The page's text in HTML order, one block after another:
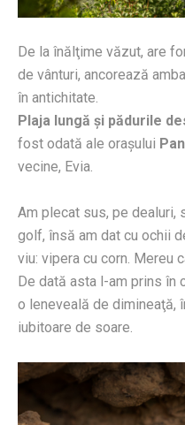
De la înălţime văzut, are
de vânturi, ancorează
în antichitate.
Plaja lungă şi pădurile
fost odată ale oraşului
vecine, Evia.
Am plecat sus, pe dealuri,
golf, însă am dat cu ochii
viu: vipera cu corn. Mereu
De dată asta l-am prins în
o leneveală de dimineaţă,
iubitoare de soare.